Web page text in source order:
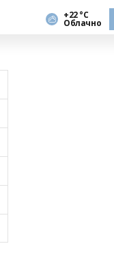
+22 °С
Облачно